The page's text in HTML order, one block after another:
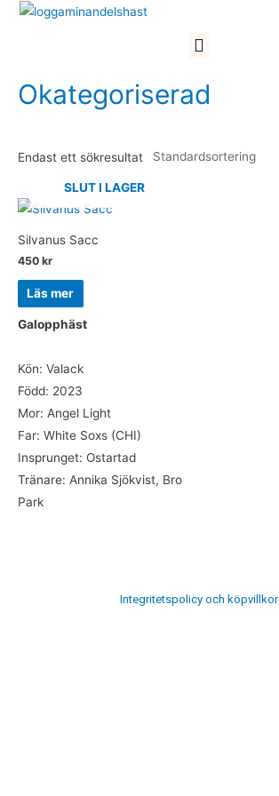
Hoppa
Meny
Okategoriserad
Endast ett sökresultat
SLUT I LAGER
Silvanus Sacc
450 kr
Läs mer
Galopphäst
Kön: Valack
Född: 2023
Mor: Angel Light
Far: White Soxs (CHI)
Insprunget: Ostartad
Tränare: Annika Sjökvist, Bro
Park
Integritetspolicy och köpvillkor